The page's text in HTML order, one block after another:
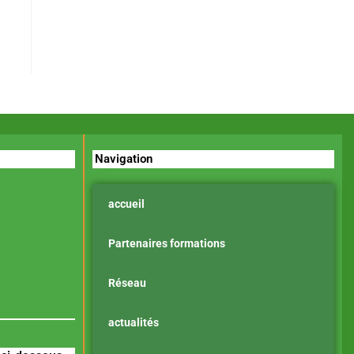
Navigation
accueil
Partenaires formations
Réseau
actualités